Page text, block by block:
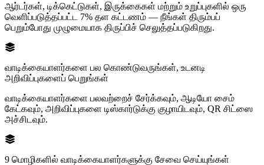
ஆர்டர்கள், டிக்கெட்டுகள், இருக்கைகள் மற்றும் உறுப்புகளில் ஒரு
வெளிப்படுத்தப்பட்ட 7% தள கட்டணம் — நீங்கள் திரும்பப்
பெறும்போது முழுமையாக திருப்பிச் செலுத்தப்படுகிறது.
வாடிக்கையாளர்களை பல கொண்டுவருங்கள், உடனடி
அறிவிப்புகளைப் பெறுங்கள்
வாடிக்கையாளர்களை பலவற்றைச் சேர்க்கவும், ஆடியோ சைம்
கேட்கவும், அறிவிப்புகளை டிஸ்கார்டுக்கு குழாயிடவும், QR சிட்ஸை
அச்சிடவும்.
9 மொழிகளில் வாடிக்கையாளர்களுக்கு சேவை செய்யுங்கள்